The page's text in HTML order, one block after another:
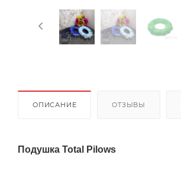
ОПИСАНИЕ ОТЗЫВЫ
Подушка Total Pilows